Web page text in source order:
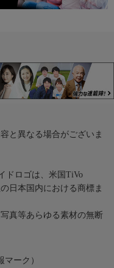
と異なる場合がございま
ドロゴは、米国TiVo
日本国内における商標ま
真等あらゆる素材の無断
ーク）